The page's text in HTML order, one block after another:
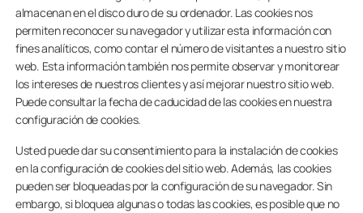
almacenan en el disco duro de su ordenador. Las cookies nos
permiten reconocer su navegador y utilizar esta información con
fines analíticos, como contar el número de visitantes a nuestro sitio
web. Esta información también nos permite observar y monitorear
los intereses de nuestros clientes y así mejorar nuestro sitio web.
Puede consultar la fecha de caducidad de las cookies en nuestra
configuración de cookies.
Usted puede dar su consentimiento para la instalación de cookies
en la configuración de cookies del sitio web. Además, las cookies
pueden ser bloqueadas por la configuración de su navegador. Sin
embargo, si bloquea algunas o todas las cookies, es posible que no